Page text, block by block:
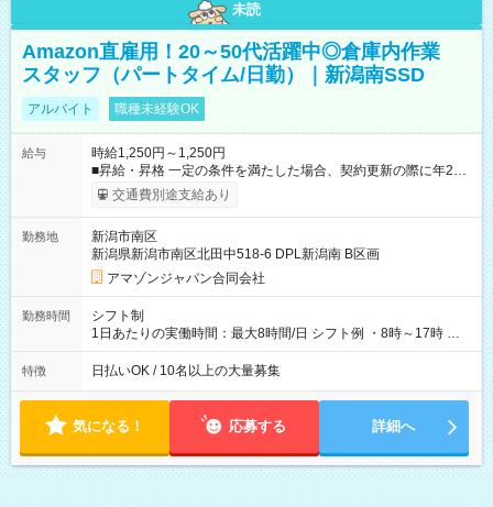
未読
Amazon直雇用！20～50代活躍中◎倉庫内作業
スタッフ（パートタイム/日勤）｜新潟南SSD
アルバイト 職種未経験OK
給与
時給1,250円～1,250円
■昇給・昇格 一定の条件を満たした場合、契約更新の際に年2回
まで昇給の機会があります。 ■正社員登用制度あり ※月末締/翌
月25日支払い ※時間外手当、別途支給 ※深夜割増賃金 (22:00～
☆Amazon直雇用で安定して働けます！ 【試用期間】試用期間
あり 試用期間の長さ：1週間 雇用形態、給与は本採用時と同じ
です。
交通費別途支給あり
勤務地
新潟市南区
新潟県新潟市南区北田中518-6 DPL新潟南 B区画
アマゾンジャパン合同会社
勤務時間
シフト制
1日あたりの実働時間：最大8時間/日 シフト例 ・8時～17時 ・
12時～21時
特徴 日払いOK / 10名以上の大量募集
気になる！ 応募する 詳細へ